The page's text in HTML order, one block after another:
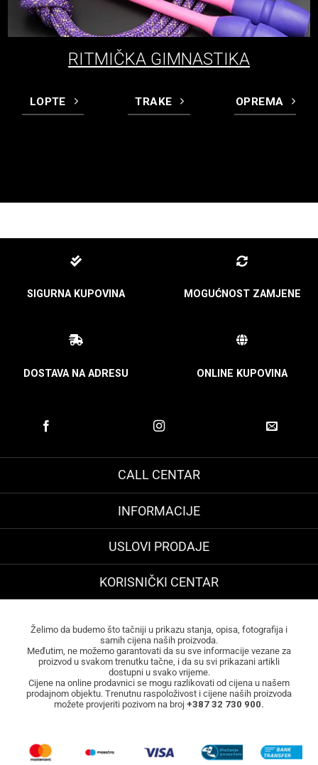
RITMIČKA GIMNASTIKA
LOPTE TRAKE OPREMA
SIGURNA KUPOVINA MOGUĆNOST ZAMJENE
DOSTAVA NA ADRESU ONLINE KUPOVINA
CALL CENTAR
INFORMACIJE
USLOVI PRODAJE
KORISNIČKI CENTAR
Želimo da budemo što tačniji u prikazu stanja, opisa, fotografija i
samih cijena naših proizvoda.
Međutim, ne možemo garantovati da su sve informacije vezane za
proizvod u svakom trenutku tačne, i da su svi prikazani artikli
dostupni u svako vrijeme.
Cijene na online prodavnici se mogu razlikovati od cijena u našem
prodajnom objektu. Trenutnu raspoloživost i cijene naših proizvoda
možete provjeriti pozivom na broj +387 32 730 900.